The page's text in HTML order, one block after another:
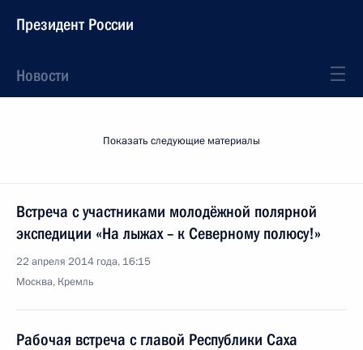
Президент России
Новости
Показать следующие материалы
Встреча с участниками молодёжной полярной
экспедиции «На лыжах – к Северному полюсу!»
22 апреля 2014 года, 16:15
Москва, Кремль
Рабочая встреча с главой Республики Саха